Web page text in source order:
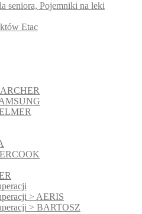
seniora, Pojemniki na leki
Etac
> AERIS
> BARTOSZ